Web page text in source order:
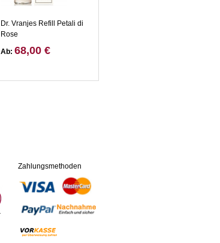
Dr. Vranjes Refill Petali di
Rose
Ab: 68,00 €
Zahlungsmethoden